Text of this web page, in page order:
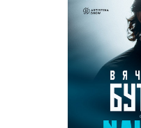
О Доме